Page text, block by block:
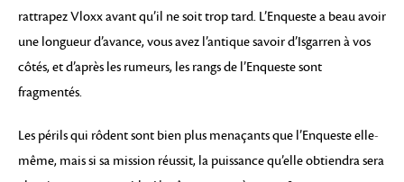
rattrapez Vloxx avant qu’il ne soit trop tard. L’Enqueste a beau avoir
une longueur d’avance, vous avez l’antique savoir d’Isgarren à vos
côtés, et d’après les rumeurs, les rangs de l’Enqueste sont
fragmentés.
Les périls qui rôdent sont bien plus menaçants que l’Enqueste elle-
même, mais si sa mission réussit, la puissance qu’elle obtiendra sera